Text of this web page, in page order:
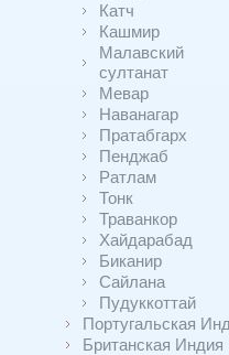
Катч
Кашмир
Малавский
султанат
Мевар
Наванагар
Пратабгарх
Пенджаб
Ратлам
Тонк
Траванкор
Хайдарабад
Биканир
Сайлана
Пудуккоттай
Португальская
Британская Индия